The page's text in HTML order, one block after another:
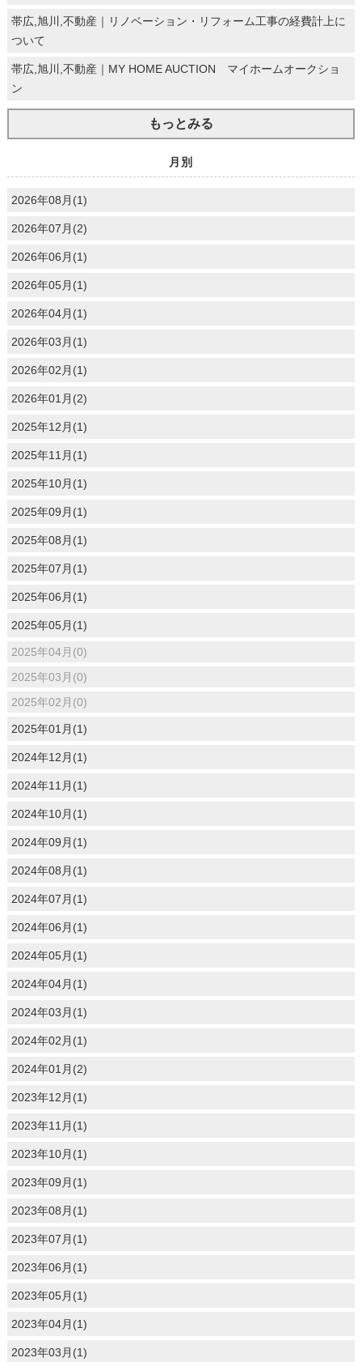
帯広,旭川,不動産｜リノベーション・リフォーム工事の経費計上に
ついて
帯広,旭川,不動産｜MY HOME AUCTION マイホームオークショ
ン
もっとみる
月別
2026年08月(1)
2026年07月(2)
2026年06月(1)
2026年05月(1)
2026年04月(1)
2026年03月(1)
2026年02月(1)
2026年01月(2)
2025年12月(1)
2025年11月(1)
2025年10月(1)
2025年09月(1)
2025年08月(1)
2025年07月(1)
2025年06月(1)
2025年05月(1)
2025年04月(0)
2025年03月(0)
2025年02月(0)
2025年01月(1)
2024年12月(1)
2024年11月(1)
2024年10月(1)
2024年09月(1)
2024年08月(1)
2024年07月(1)
2024年06月(1)
2024年05月(1)
2024年04月(1)
2024年03月(1)
2024年02月(1)
2024年01月(2)
2023年12月(1)
2023年11月(1)
2023年10月(1)
2023年09月(1)
2023年08月(1)
2023年07月(1)
2023年06月(1)
2023年05月(1)
2023年04月(1)
2023年03月(1)